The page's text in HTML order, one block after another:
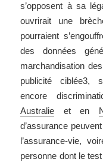
s’opposent à sa
ouvrirait une
pourraient
des données
marchandisation
publicité ciblée3,
encore
Australie et en
d’assurance
l’assurance-vie,
personne dont le